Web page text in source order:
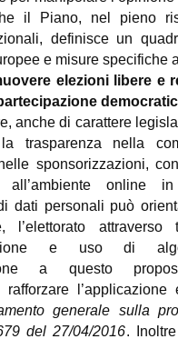
il Piano, nel pieno
definisce un
e misure specifiche
elezioni libere e
anche di carattere
trasparenza nella
sponsorizzazioni,
all’ambiente online
dati personali può
l’elettorato attraverso
e uso di
a questo
rafforzare
generale sulla
del 27/04/2016.